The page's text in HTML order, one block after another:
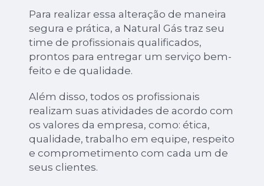
Para realizar essa alteração de maneira
segura e prática, a Natural Gás traz seu
time de profissionais qualificados,
prontos para entregar um serviço bem-
feito e de qualidade.
Além disso, todos os profissionais
realizam suas atividades de acordo com
os valores da empresa, como: ética,
qualidade, trabalho em equipe, respeito
e comprometimento com cada um de
seus clientes.